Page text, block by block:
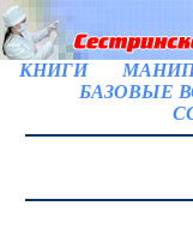
КНИГИ
БАЗОВЫЕ